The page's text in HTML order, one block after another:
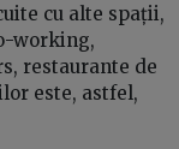
cu alte spații,
working,
restaurante de
este, astfel,